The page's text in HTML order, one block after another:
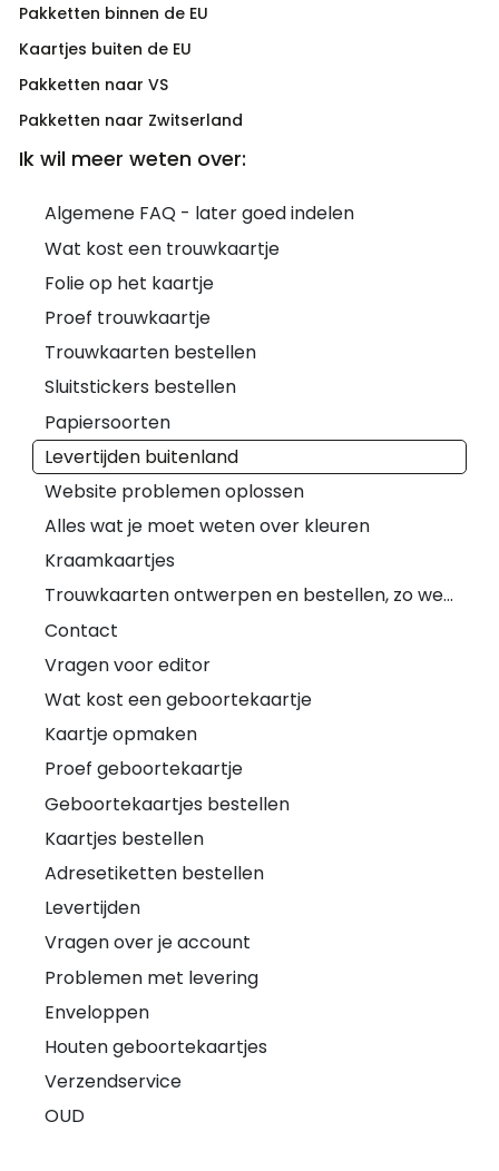
Pakketten binnen de EU
Kaartjes buiten de EU
Pakketten naar VS
Pakketten naar Zwitserland
Ik wil meer weten over:
Algemene FAQ - later goed indelen
Wat kost een trouwkaartje
Folie op het kaartje
Proef trouwkaartje
Trouwkaarten bestellen
Sluitstickers bestellen
Papiersoorten
Levertijden buitenland
Website problemen oplossen
Alles wat je moet weten over kleuren
Kraamkaartjes
Trouwkaarten ontwerpen en bestellen, zo werkt het
Contact
Vragen voor editor
Wat kost een geboortekaartje
Kaartje opmaken
Proef geboortekaartje
Geboortekaartjes bestellen
Kaartjes bestellen
Adresetiketten bestellen
Levertijden
Vragen over je account
Problemen met levering
Enveloppen
Houten geboortekaartjes
Verzendservice
OUD